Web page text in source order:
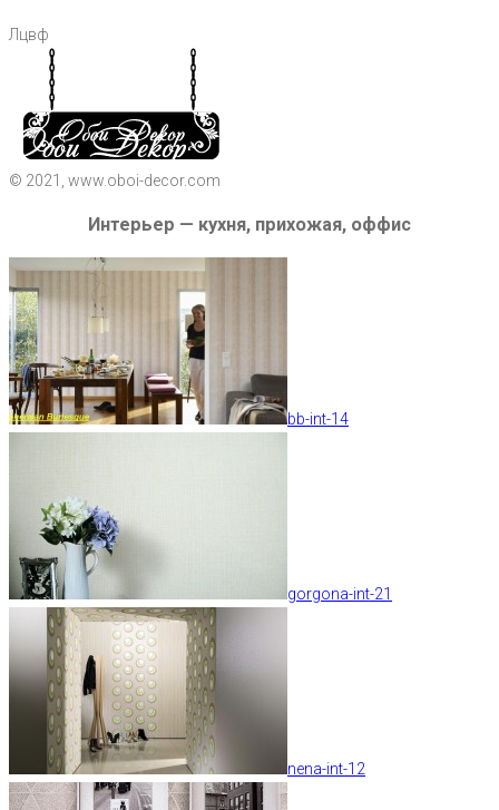
Лцвф
© 2021, www.oboi-decor.com
Интерьер — кухня, прихожая, оффис
bb-int-14
gorgona-int-21
nena-int-12